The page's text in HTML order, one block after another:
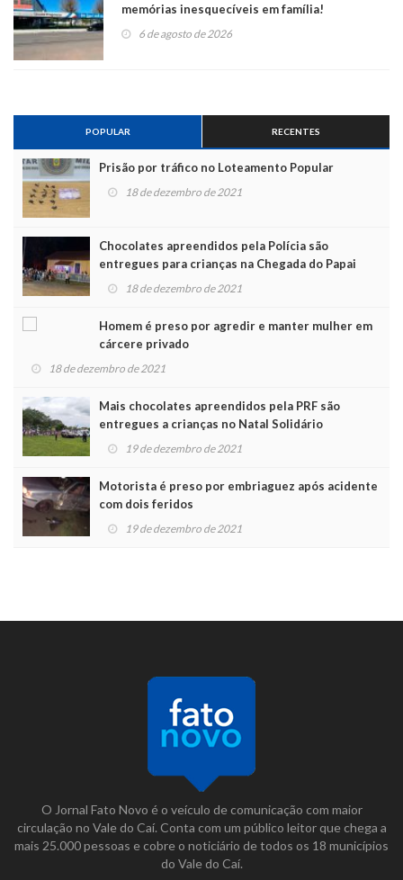
memórias inesquecíveis em família!
6 de agosto de 2026
POPULAR RECENTES
Prisão por tráfico no Loteamento Popular
18 de dezembro de 2021
Chocolates apreendidos pela Polícia são
entregues para crianças na Chegada do Papai
Noel
18 de dezembro de 2021
Homem é preso por agredir e manter mulher em
cárcere privado
18 de dezembro de 2021
Mais chocolates apreendidos pela PRF são
entregues a crianças no Natal Solidário
19 de dezembro de 2021
Motorista é preso por embriaguez após acidente
com dois feridos
19 de dezembro de 2021
O Jornal Fato Novo é o veículo de comunicação com maior
circulação no Vale do Caí. Conta com um público leitor que chega a
mais 25.000 pessoas e cobre o noticiário de todos os 18 municípios
do Vale do Caí.